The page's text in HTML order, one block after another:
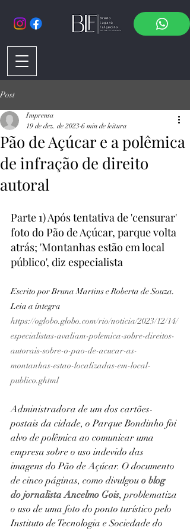
Post
Pão de Açúcar e a polêmica
de infração de direito
autoral
Imprensa
19 de dez. de 2023 6 min de leitura
Parte 1) Após tentativa de 'censurar'
foto do Pão de Açúcar, parque volta
atrás; 'Montanhas estão em local
público', diz especialista
Escrito por Bruna Martins e Roberta de Souza.
Leia a íntegra
https://oglobo.globo.com/rio/noticia/2023/12/14/
especialistas-avaliam-polemica-sobre-direitos-
autorais-sobre-o-pao-de-acucar-as-
montanhas-estao-localizadas-em-local-
publico.ghtml
Administradora de um dos cartões-
postais da cidade, o Parque Bondinho foi
alvo de polêmica ao comunicar uma
empresa sobre o uso indevido das
imagens do Pão de Açúcar. O documento
de cinco páginas, como divulgou o blog
do jornalista Ancelmo Gois, problematiza
o uso de uma foto do ponto turístico pelo
Instituto de Tecnologia e Sociedade do